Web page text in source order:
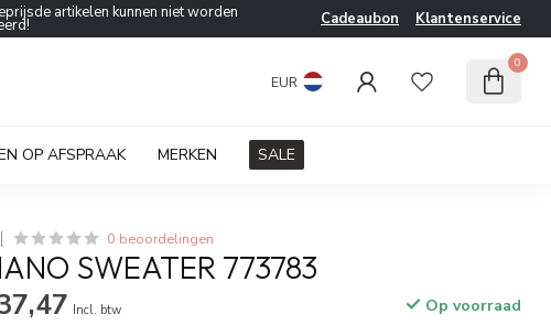
artikelen kunnen niet worden Cadeaubon Klantenservice
EUR
0
OP AFSPRAAK MERKEN SALE
0 beoordelingen
SWEATER 773783
Incl. btw Op voorraad